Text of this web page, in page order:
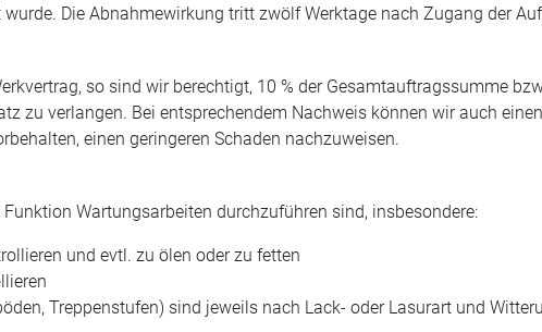
Die Abnahmewirkung tritt zwölf Werktage nach Zugang der
so sind wir berechtigt, 10 % der Gesamtauftragssumme
zu verlangen. Bei entsprechendem Nachweis können wir auch
einen geringeren Schaden nachzuweisen.
Wartungsarbeiten durchzuführen sind, insbesondere:
und evtl. zu ölen oder zu fetten
Treppenstufen) sind jeweils nach Lack- oder Lasurart und